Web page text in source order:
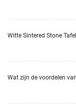
Witte Sintered Stone
Wat zijn de voordelen